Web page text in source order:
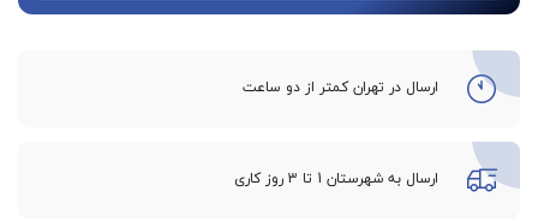
ارسال در تهران کمتر از دو ساعت
ارسال به شهرستان 1 تا 3 روز کاری